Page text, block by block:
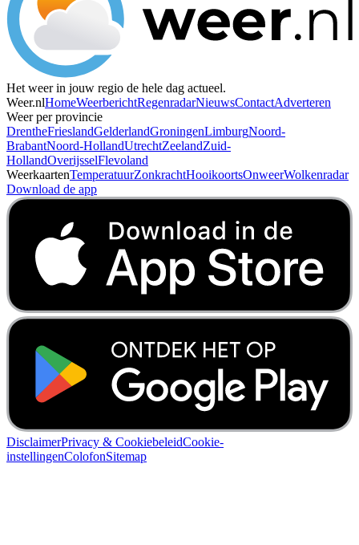
Het weer in jouw regio de hele dag actueel.
Weer.nlHomeWeerberichtRegenradarNieuwsContactAdverteren
Weer per provincie
DrentheFrieslandGelderlandGroningenLimburgNoord-
BrabantNoord-HollandUtrechtZeelandZuid-
HollandOverijsselFlevoland
WeerkaartenTemperatuurZonkrachtHooikoortsOnweerWolkenradar
Download de app
DisclaimerPrivacy & CookiebeleidCookie-
instellingenColofonSitemap